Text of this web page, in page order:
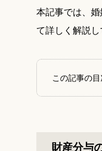
本記事では、
て詳しく解説し
この記事の
財産分与